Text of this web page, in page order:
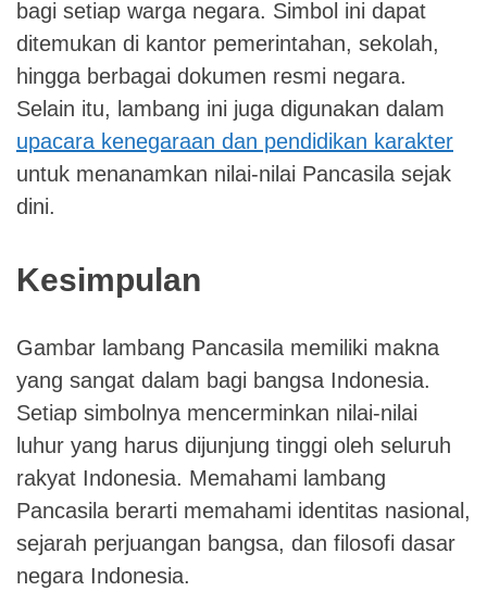
bagi setiap warga negara. Simbol ini dapat
ditemukan di kantor pemerintahan, sekolah,
hingga berbagai dokumen resmi negara.
Selain itu, lambang ini juga digunakan dalam
upacara kenegaraan dan pendidikan karakter
untuk menanamkan nilai-nilai Pancasila sejak
dini.
Kesimpulan
Gambar lambang Pancasila memiliki makna
yang sangat dalam bagi bangsa Indonesia.
Setiap simbolnya mencerminkan nilai-nilai
luhur yang harus dijunjung tinggi oleh seluruh
rakyat Indonesia. Memahami lambang
Pancasila berarti memahami identitas nasional,
sejarah perjuangan bangsa, dan filosofi dasar
negara Indonesia.